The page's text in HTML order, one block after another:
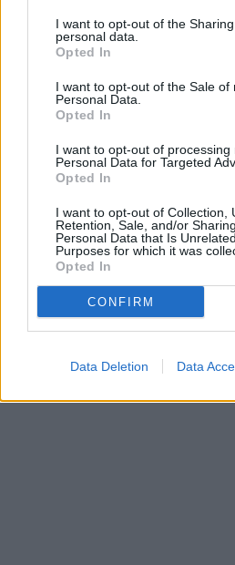
de su consentimiento, pero usted
rechazar tal procesamiento. Sus
cualquier momento entrando de
visitando nuestra política de
I want to opt-out of the
personal data.
Opted In
I want to opt-out of the Sale of
Personal Data.
Opted In
I want to opt-out of processing
Personal Data for Targeted
Opted In
I want to opt-out of Collection,
Retention, Sale, and/or
Personal Data that Is
Purposes for which it was
Opted In
CONFIRM
Data Deletion Data